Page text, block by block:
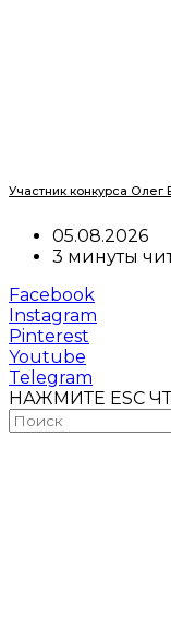
Участник конкурса Олег
05.08.2026
3 минуты
Facebook
Instagram
Pinterest
Youtube
Telegram
НАЖМИТЕ ESC